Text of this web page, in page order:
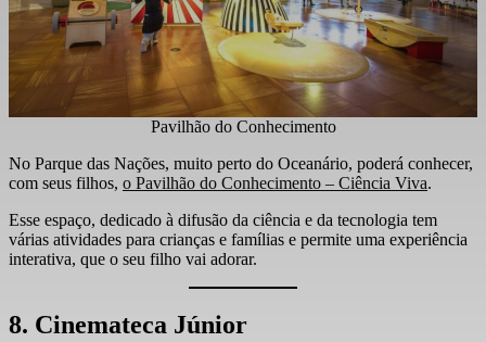
Pavilhão do Conhecimento
No Parque das Nações, muito perto do Oceanário, poderá conhecer,
com seus filhos, o Pavilhão do Conhecimento – Ciência Viva.
Esse espaço, dedicado à difusão da ciência e da tecnologia tem
várias atividades para crianças e famílias e permite uma experiência
interativa, que o seu filho vai adorar.
8. Cinemateca Júnior